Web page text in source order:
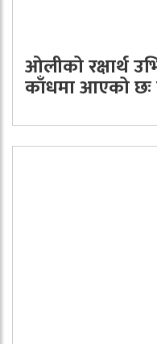
ओलीको रक्षार्थ
काँधमा आएको